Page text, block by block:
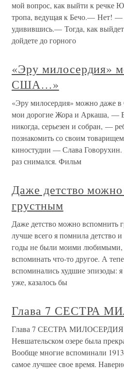
мой вопрос, как выйти к речке
тропа, ведущая к Бечо.— Нет! —
удивившись.— Тогда, как
дойдете до горного
«Эру милосердия»
США…»
«Эру милосердия» можно
мои дорогие Жора и Аркаша, —
никогда, серьезен и собран, —
познакомить со своим
киностудии — Слава Говорухин.
раз снимался. Фильм
Даже детство
грустным
Даже детство можно вспомнить
лучше всего я помнила детство
годы не были моими любимыми,
вспоминать что-то другое. А
вспоминались худшие эпизоды:
уже, казалось бы
Глава 7 СЕСТРА
Глава 7 СЕСТРА МИЛОСЕРДИЯ
Невшательском озере была
Вообще многие вспоминали
самое лучшее свое время.